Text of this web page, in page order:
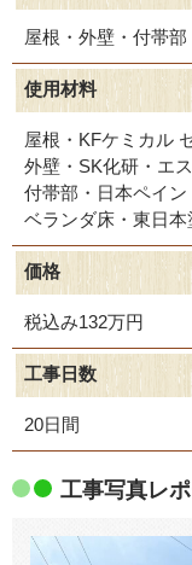
屋根・外壁・付帯
使用材料
屋根・KFケミカル
外壁・SK化研・エ
付帯部・日本ペイ
ベランダ床・東日
価格
税込み132万円
工事日数
20日間
工事写真レ